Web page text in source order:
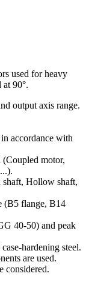
used for heavy
90°.
output axis range.
accordance with
motor,
Hollow shaft,
(B5 flange, B14
40-50) and peak
hardening steel.
are used.
considered.